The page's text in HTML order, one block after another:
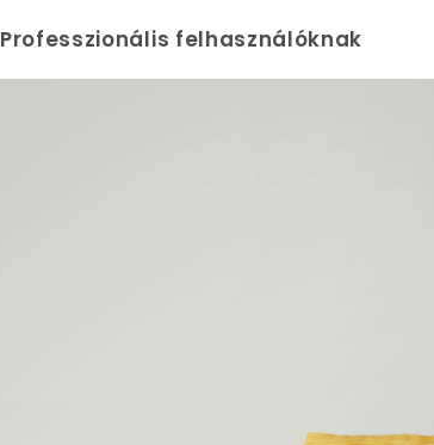
Professzionális felhasználóknak